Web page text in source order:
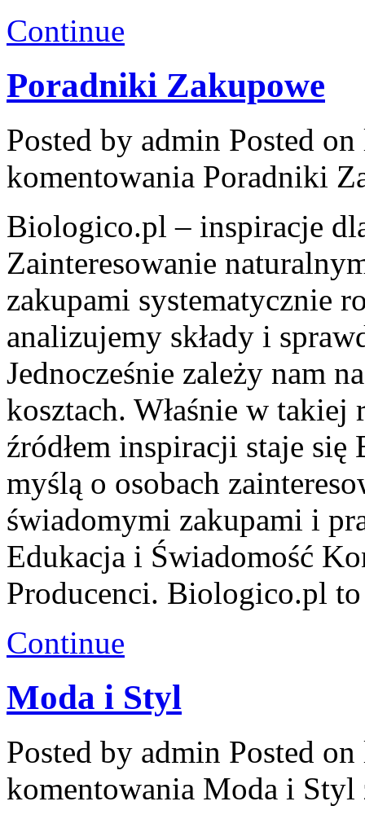
Continue
Poradniki Zakupowe
Posted by admin Posted
komentowania Poradniki
Biologico.pl – inspiracje
Zainteresowanie
zakupami systematycznie
analizujemy składy i
Jednocześnie zależy nam
kosztach. Właśnie w
źródłem inspiracji staje
myślą o osobach
świadomymi zakupami i
Edukacja i Świadomość
Producenci. Biologico.pl
Continue
Moda i Styl
Posted by admin Posted
komentowania Moda i Styl